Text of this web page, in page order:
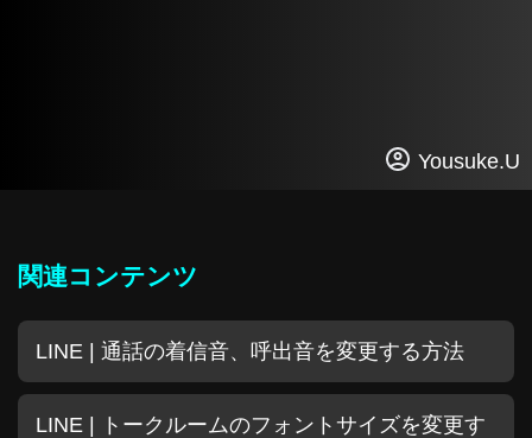
Yousuke.U
関連コンテンツ
LINE | 通話の着信音、呼出音を変更する方法
LINE | トークルームのフォントサイズを変更す